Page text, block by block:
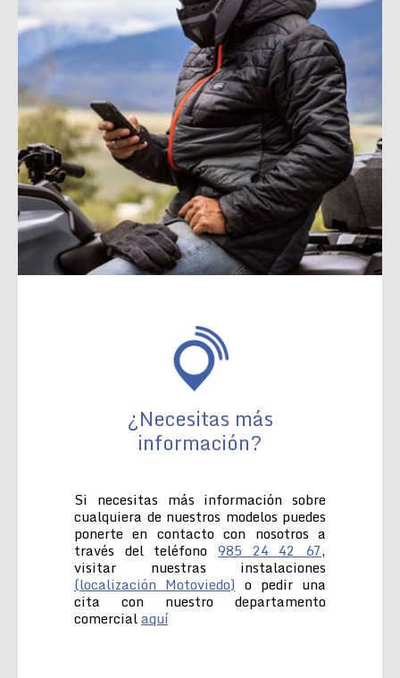
¿Necesitas más
información?
Si necesitas más información sobre
cualquiera de nuestros modelos puedes
ponerte en contacto con nosotros a
través del teléfono 985 24 42 67,
visitar nuestras instalaciones
(localización Motoviedo) o pedir una
cita con nuestro departamento
comercialaquí